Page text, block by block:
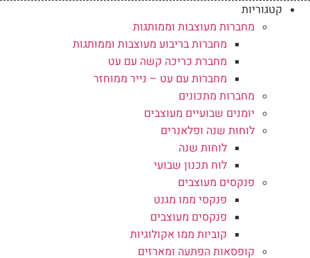
קטגוריות
מחברות מעוצבות וממותגות
מחברות בריבוע מעוצבות וממותגות
מחברת כריכה קשה עם עט
מחברות עם עט – נייר ממוחזר
מחברות מתכונים
יומנים שבועיים מעוצבים
לוחות שנה ופלאנרים
לוחות שנה
לוח תכנון שבועי
פנקסים מעוצבים
פנקסי ממו מגנט
פנקסים מעוצבים
קוביות ממו אקולוגיות
קופסאות הפתעה ומארזים